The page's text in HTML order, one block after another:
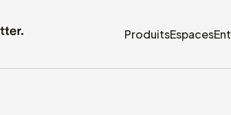
ProduitsEspaces